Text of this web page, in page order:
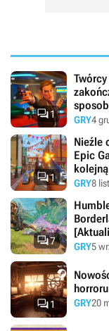
1 GRY4
1
Nieźle
Epic
GRY8
7 GRY5
1 GRY20